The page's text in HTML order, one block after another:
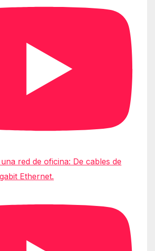
red de oficina: De cables de
Ethernet.